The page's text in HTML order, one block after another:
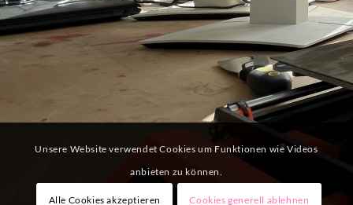
Unsere Website verwendet Cookies um Funktionen wie Videos
anbieten zu können.
Alle Cookies akzeptieren Cookies generell ablehnen